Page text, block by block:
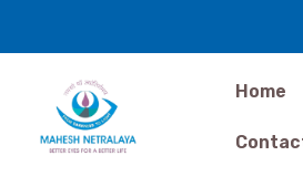
Home